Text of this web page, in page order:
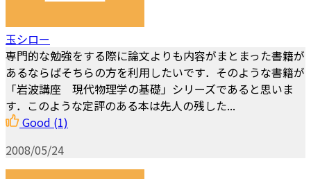
玉シロー
専門的な勉強をする際に論文よりも内容がまとまった書籍が
あるならばそちらの方を利用したいです．そのような書籍が
「岩波講座 現代物理学の基礎」シリーズであると思いま
す．このような定評のある本は先人の残した...
Good (1)
2008/05/24